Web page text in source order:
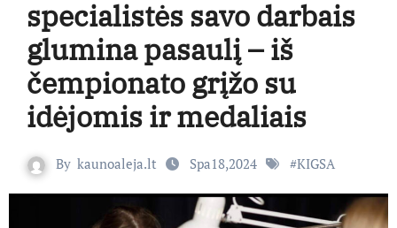
specialistės savo darbais
glumina pasaulį – iš
čempionato grįžo su
idėjomis ir medaliais
By kaunoaleja.lt Spa18,2024 #KIGSA